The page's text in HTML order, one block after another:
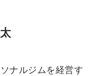
ナルジムを経営す